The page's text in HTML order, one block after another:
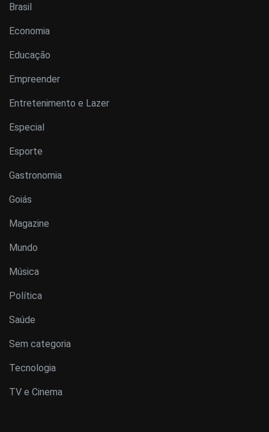
Brasil
Economia
Educação
Empreender
Entretenimento e Lazer
Especial
Esporte
Gastronomia
Goiás
Magazine
Mundo
Música
Política
Saúde
Sem categoria
Tecnologia
TV e Cinema